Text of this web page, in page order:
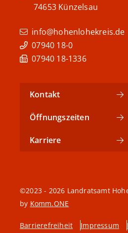
74653 Künzelsau
info@hohenlohekreis.de
07940 18-0
07940 18-1336
Kontakt
Öffnungszeiten
Karriere
©2023 - 2026 Landratsamt
by Komm.ONE
Barrierefreiheit Impressum